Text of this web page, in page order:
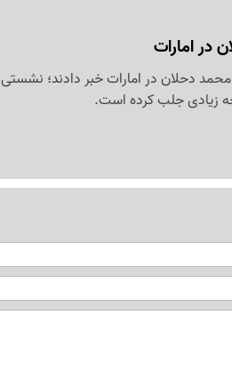
در امارات
دحلان در امارات خبر دادند؛ نشستی
زیادی جلب کرده است.